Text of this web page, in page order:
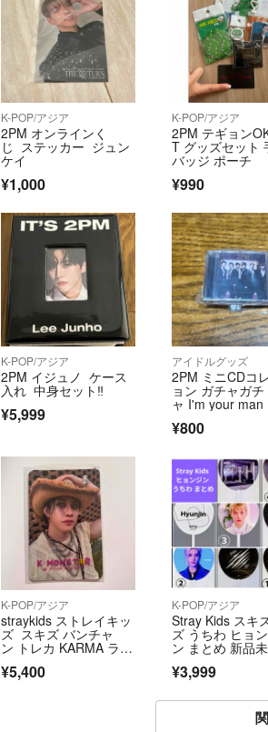
K-POP/アジア
2PM オンラインく
じ ステッカー ジュン
ケイ
¥1,000
K-POP/アジア
2PM テギョン
T グッズセット
バッジ ポーチ
¥990
K-POP/アジア
2PM イジュノ ケース
入れ 中身セット‼️
¥5,999
アイドルグッズ
2PM ミニCDコ
ョン ガチャガチ
ャ I'm your man
¥800
K-POP/アジア
straykids ストレイキッ
ズ スキズ バンチャ
ン トレカ KARMA ラキ
¥5,400
K-POP/アジア
Stray Kids スキ
ズ うちわ ヒョ
ン まとめ 新品
¥3,999